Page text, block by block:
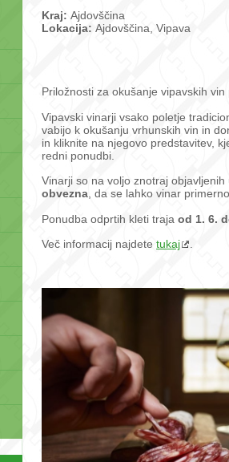
Kraj: Ajdovščina
Lokacija: Ajdovščina, Vipava
Priložnosti za okušanje vipavskih
Vipavski vinarji vsako poletje
vabijo k okušanju vrhunskih vin in
in kliknite na njegovo predstavitev,
redni ponudbi.
Vinarji so na voljo znotraj
obvezna , da se lahko vinar
Ponudba odprtih kleti traja od 1. 6.
Več informacij najdete tukaj